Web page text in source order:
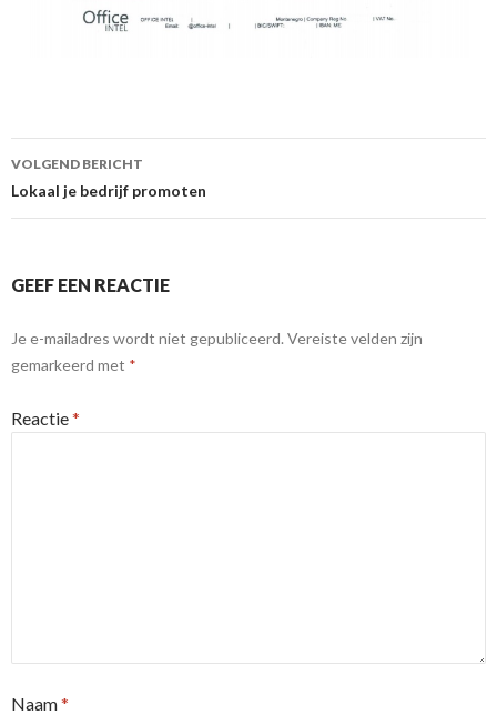
Berichtnavigatie
VOLGEND BERICHT
Lokaal je bedrijf promoten
GEEF EEN REACTIE
Je e-mailadres wordt niet gepubliceerd. Vereiste velden zijn
gemarkeerd met *
Reactie*
Naam*